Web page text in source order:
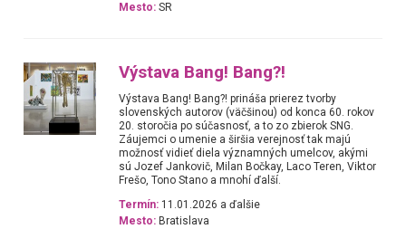
Mesto: SR
Výstava Bang! Bang?!
Výstava Bang! Bang?! prináša prierez tvorby
slovenských autorov (väčšinou) od konca 60. rokov
20. storočia po súčasnosť, a to zo zbierok SNG.
Záujemci o umenie a širšia verejnosť tak majú
možnosť vidieť diela významných umelcov, akými
sú Jozef Jankovič, Milan Bočkay, Laco Teren, Viktor
Frešo, Tono Stano a mnohí ďalší.
Termín: 11.01.2026 a ďalšie
Mesto: Bratislava